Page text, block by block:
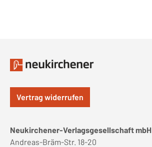
Vertrag widerrufen
Neukirchener-Verlagsgesellschaft mbH
Andreas-Bräm-Str. 18-20